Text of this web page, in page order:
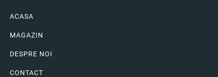
ACASA
MAGAZIN
DESPRE NOI
CONTACT